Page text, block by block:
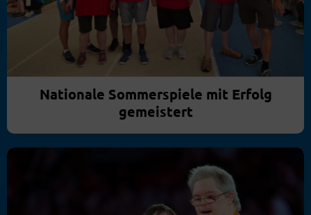
Nationale Sommerspiele mit Erfolg
gemeistert